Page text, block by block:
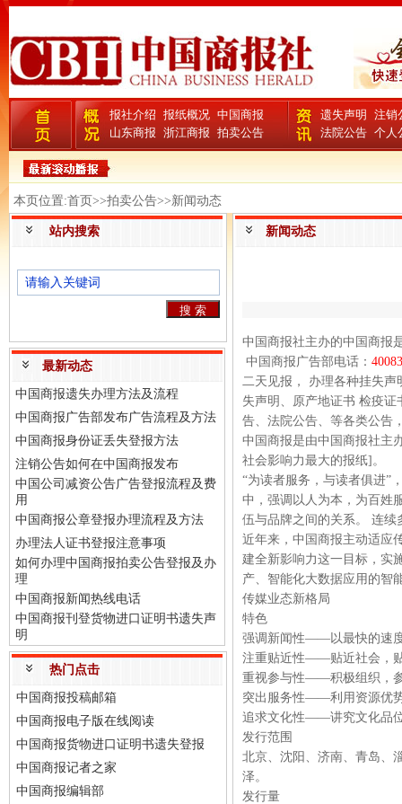
报社介绍 报纸概况 中国商报
山东商报 浙江商报 拍卖公告
遗失声明
注销
法院公告 个人
本页位置:首页>>拍卖公告>>新闻动态
站内搜索
最新动态
中国商报遗失办理方法及流程
中国商报广告部发布广告流程及方法
中国商报身份证丢失登报方法
注销公告如何在中国商报发布
中国公司减资公告广告登报流程及费
用
中国商报公章登报办理流程及方法
办理法人证书登报注意事项
如何办理中国商报拍卖公告登报及办
理
中国商报新闻热线电话
中国商报刊登货物进口证明书遗失声
明
热门点击
中国商报投稿邮箱
中国商报电子版在线阅读
中国商报货物进口证明书遗失登报
中国商报记者之家
中国商报编辑部
新闻动态
中国商报社主办的中国商报
中国商报广告部电话：
二天见报， 办理各种挂失
失声明、原产地证书 检疫
告、法院公告、等各类公告
中国商报是由中国商报社主
社会影响力最大的报纸]。
“为读者服务，与读者俱进”
中，强调以人为本，为百姓
伍与品牌之间的关系。 连续
近年来，中国商报主动适应
建全新影响力这一目标，实
产、智能化大数据应用的智
传媒业态新格局
特色
强调新闻性——以最快的速
注重贴近性——贴近社会，
重视参与性——积极组织，
突出服务性——利用资源优
追求文化性——讲究文化品
发行范围
北京、沈阳、济南、青岛、
泽。
发行量